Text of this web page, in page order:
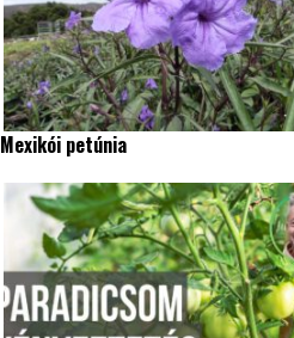
Mexikói petúnia